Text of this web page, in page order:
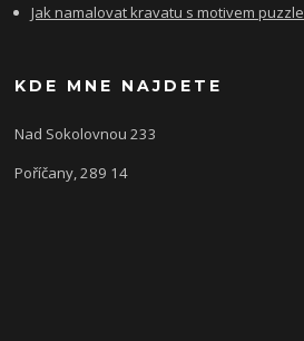
Jak namalovat kravatu s motivem puzzle
KDE MNE NAJDETE
Nad Sokolovnou 233
Poříčany, 289 14